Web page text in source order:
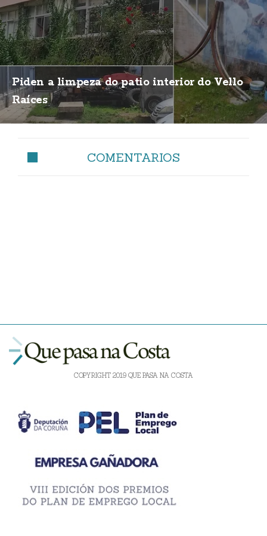
Piden a limpeza do patio interior do Vello
Raíces
COMENTARIOS
COPYRIGHT 2019 QUE PASA NA COSTA